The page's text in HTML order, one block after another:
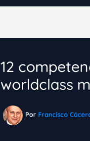
12
worldclass
Por Francisco